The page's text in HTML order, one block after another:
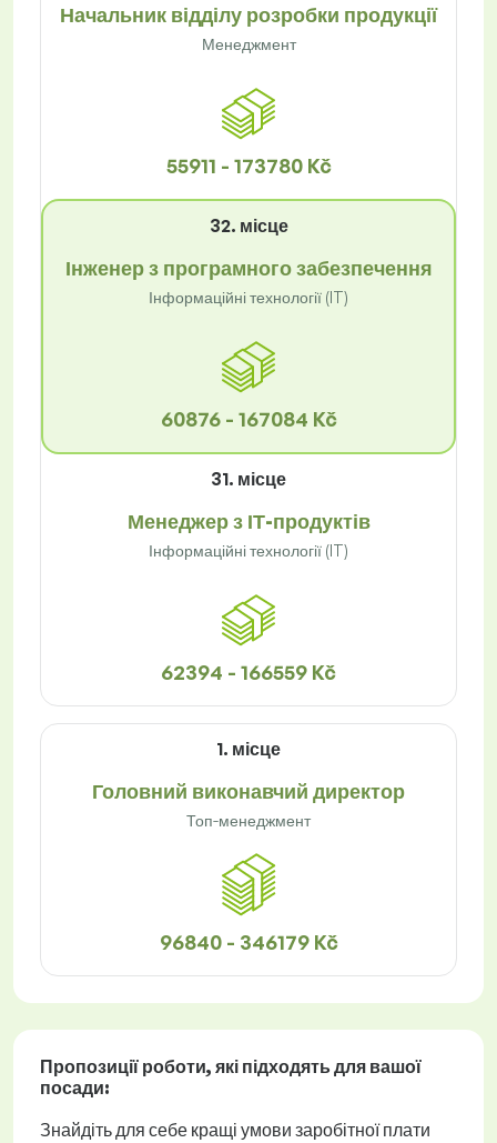
Начальник відділу розробки продукції
Менеджмент
55911 - 173780 Kč
32. місце
Інженер з програмного забезпечення
Інформаційні технології (IT)
60876 - 167084 Kč
31. місце
Менеджер з ІТ-продуктів
Інформаційні технології (IT)
62394 - 166559 Kč
1. місце
Головний виконавчий директор
Топ-менеджмент
96840 - 346179 Kč
Пропозиції роботи, які підходять для вашої
посади:
Знайдіть для себе кращі умови заробітної плати